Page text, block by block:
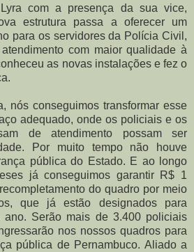
com a presença da sua vice,
estrutura passa a oferecer um
para os servidores da Polícia Civil,
com maior qualidade à
as novas instalações e fez o
nós conseguimos transformar esse
adequado, onde os policiais e os
de atendimento possam ser
Por muito tempo não houve
pública do Estado. E ao longo
já conseguimos garantir R$ 1
do quadro por meio
que já estão designados para
ano. Serão mais de 3.400 policiais
nos nossos quadros para
pública de Pernambuco. Aliado a